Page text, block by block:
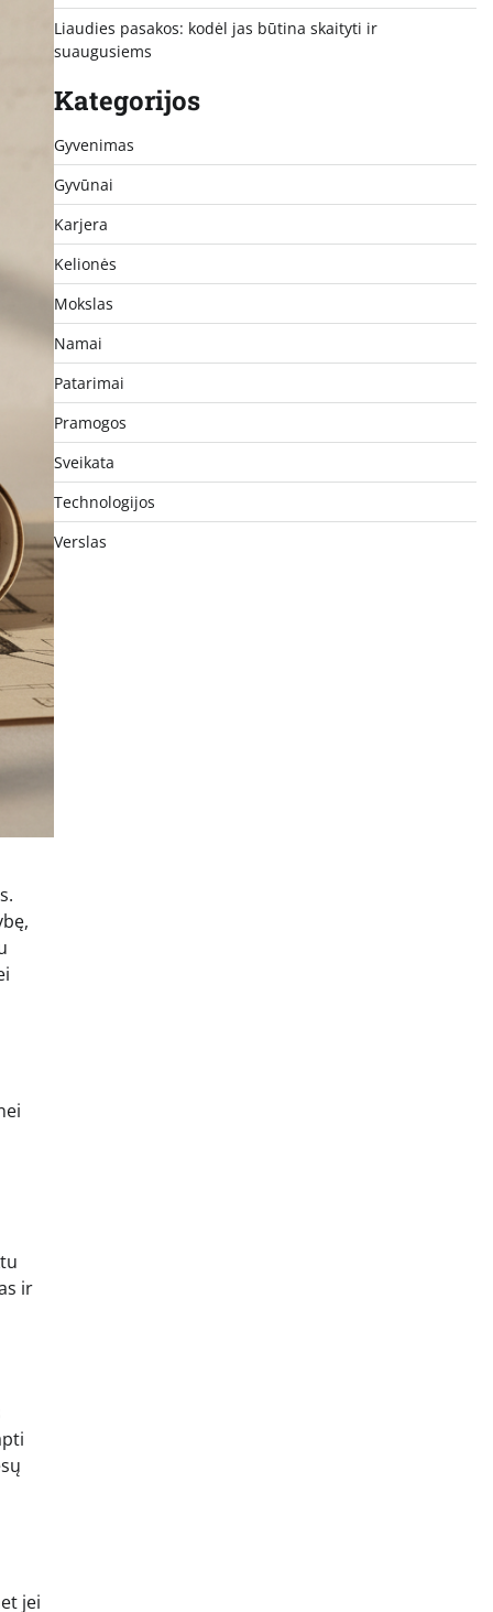
ir
jei
Liaudies pasakos: kodėl jas būtina skaityti ir
suaugusiems
Kategorijos
Gyvenimas
Gyvūnai
Karjera
Kelionės
Mokslas
Namai
Patarimai
Pramogos
Sveikata
Technologijos
Verslas